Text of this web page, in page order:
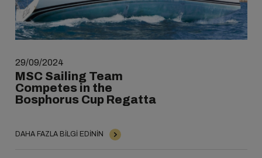
29/09/2024
MSC Sailing Team
Competes in the
Bosphorus Cup Regatta
DAHA FAZLA BILGI EDININ